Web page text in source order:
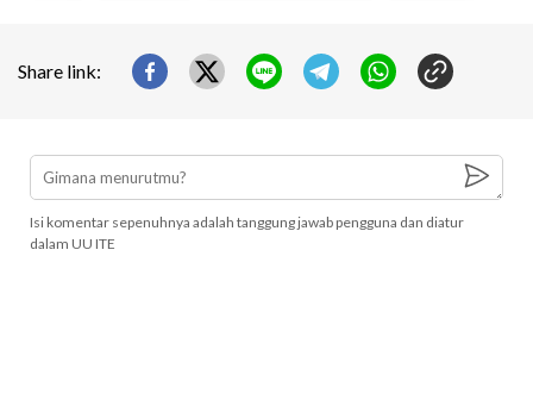
Share link:
Isi komentar sepenuhnya adalah tanggung jawab pengguna dan diatur
dalam UU ITE